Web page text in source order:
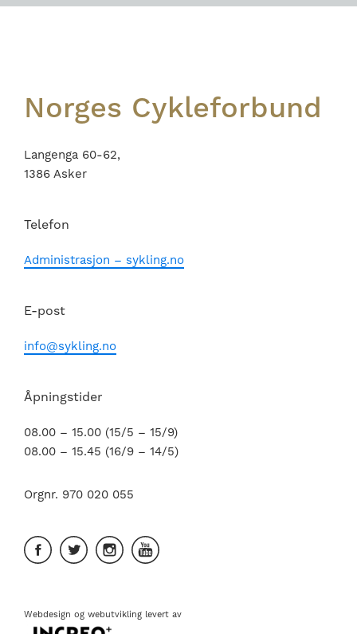
Footer
Norges Cykleforbund
Langenga 60-62,
1386 Asker
Telefon
Administrasjon – sykling.no
E-post
info@sykling.no
Åpningstider
08.00 – 15.00 (15/5 – 15/9)
08.00 – 15.45 (16/9 – 14/5)
Orgnr. 970 020 055
Webdesign og webutvikling levert av